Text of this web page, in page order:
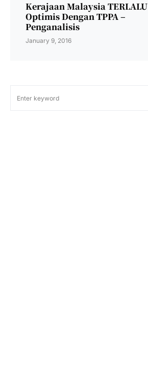
Kerajaan Malaysia TERLALU
Optimis Dengan TPPA –
Penganalisis
January 9, 2016